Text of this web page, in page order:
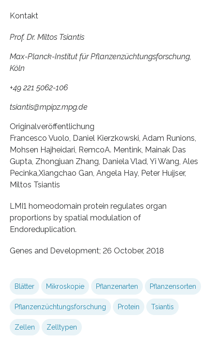
Kontakt
Prof. Dr. Miltos Tsiantis
Max-Planck-Institut für Pflanzenzüchtungsforschung,
Köln
+49 221 5062-106
tsiantis@mpipz.mpg.de
Originalveröffentlichung
Francesco Vuolo, Daniel Kierzkowski, Adam Runions,
Mohsen Hajheidari, RemcoA. Mentink, Mainak Das
Gupta, Zhongjuan Zhang, Daniela Vlad, Yi Wang, Ales
Pecinka,Xiangchao Gan, Angela Hay, Peter Huijser,
Miltos Tsiantis
LMI1 homeodomain protein regulates organ
proportions by spatial modulation of
Endoreduplication.
Genes and Development; 26 October, 2018
Blätter Mikroskopie Pflanzenarten Pflanzensorten
Pflanzenzüchtungsforschung Protein Tsiantis
Zellen Zelltypen